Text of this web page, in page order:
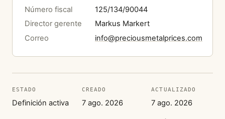
Número fiscal
125/134/90044
Director gerente
Markus Markert
Correo
info@preciousmetalprices.com
ESTADO
Definición activa
CREADO
7 ago. 2026
ACTUALIZADO
7 ago. 2026